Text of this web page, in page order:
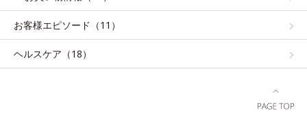
お客様エピソード（11）
ヘルスケア（18）